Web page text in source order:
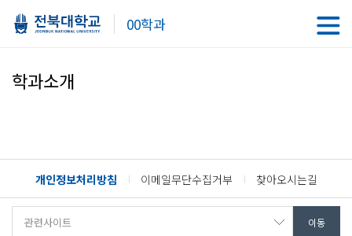
00학과
학과소개
개인정보처리방침 이메일무단수집거부 찾아오시는길